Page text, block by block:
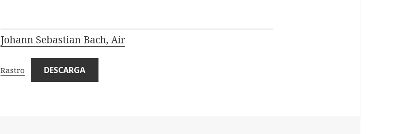
Johann Sebastian Bach, Air
Rastro DESCARGA